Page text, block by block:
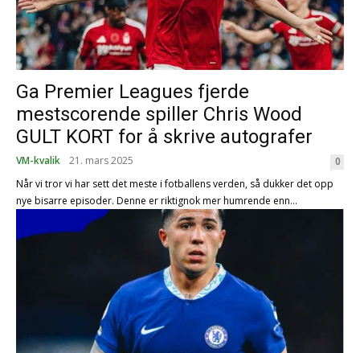
Ga Premier Leagues fjerde
mestscorende spiller Chris Wood
GULT KORT for å skrive autografer
VM-kvalik 21. mars 2025
0
Når vi tror vi har sett det meste i fotballens verden, så dukker det opp
nye bisarre episoder. Denne er riktignok mer humrende enn...